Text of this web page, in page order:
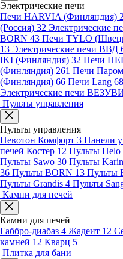
Электрические печи
Печи HARVIA (Финляндия)
(Россия) 32 Электрические
BORN 43 Печи TYLO
13 Электрические печи ВВД
IKI (Финляндия) 32 Печи
(Финляндия) 261 Печи
(Финляндия) 66 Печи Lang 68
Электрические печи
Пульты управления
Пульты управления
Невотон Комфорт 3 Панели
печей Костер 12 Пульты Helo
Пульты Sawo 30 Пульты
36 Пульты BORN 13
Пульты Grandis 4 Пульты
Камни для печей
Камни для печей
Габбро-диабаз 4 Жадеит 12
камней 12 Кварц 5
Плитка для бани